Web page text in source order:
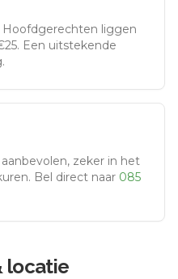
Hoofdgerechten liggen
Een uitstekende
zeker in het
Bel direct naar 085
locatie